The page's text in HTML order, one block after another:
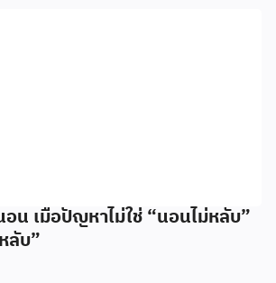
น เมื่อปัญหาไม่ใช่ “นอนไม่หลับ”
ลับ”